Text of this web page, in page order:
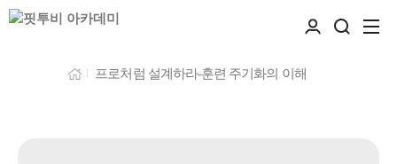
프로처럼 설계하라-훈련 주기화의 이해